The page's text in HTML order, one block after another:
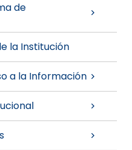
de
la Institución
a la Información